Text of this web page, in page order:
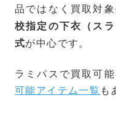
品ではなく買取対
校指定の下衣（ス
式が中心です。
ラミパスで買取可
可能アイテム一覧 も